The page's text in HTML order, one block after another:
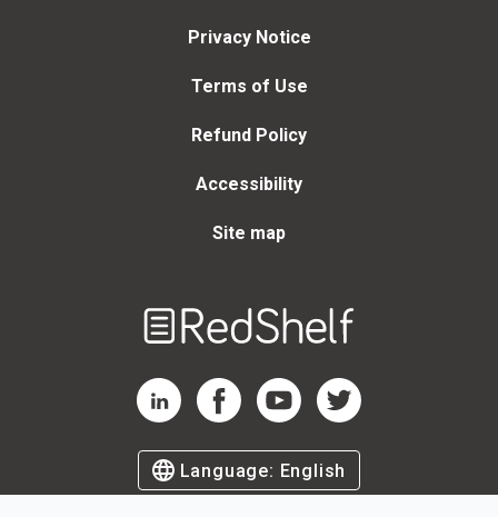
Privacy Notice
Terms of Use
Refund Policy
Accessibility
Site map
RedShelf LinkedIn Page
RedShelf Facebook Page
RedShelf YouTube Page
RedShelf Twitter Page
Language: English